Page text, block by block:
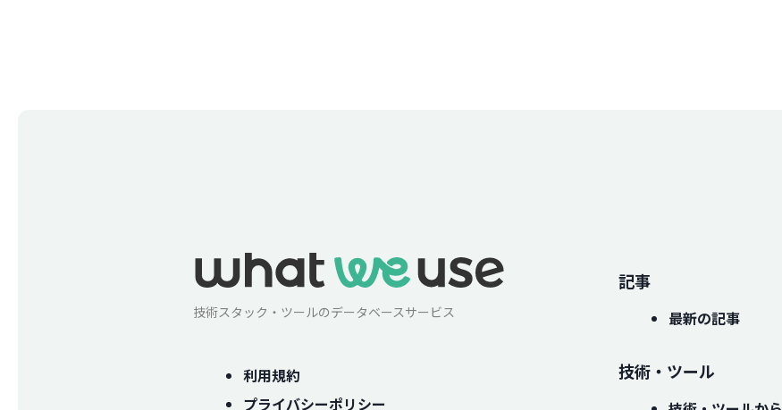
技術スタック・ツールのデータベースサービス
利用規約
プライバシーポリシー
記事
最新の記事
技術・ツール